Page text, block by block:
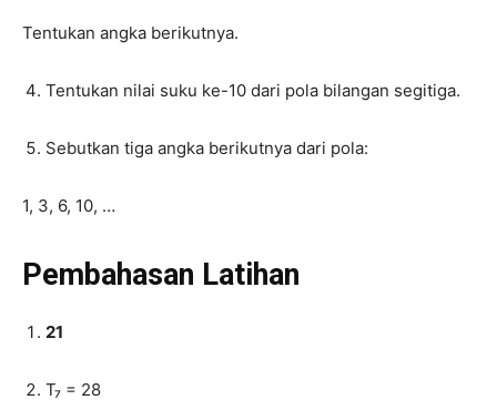
Tentukan angka berikutnya.
Tentukan nilai suku ke-10 dari pola bilangan segitiga.
Sebutkan tiga angka berikutnya dari pola:
1, 3, 6, 10, …
Pembahasan Latihan
21
T₇ = 28